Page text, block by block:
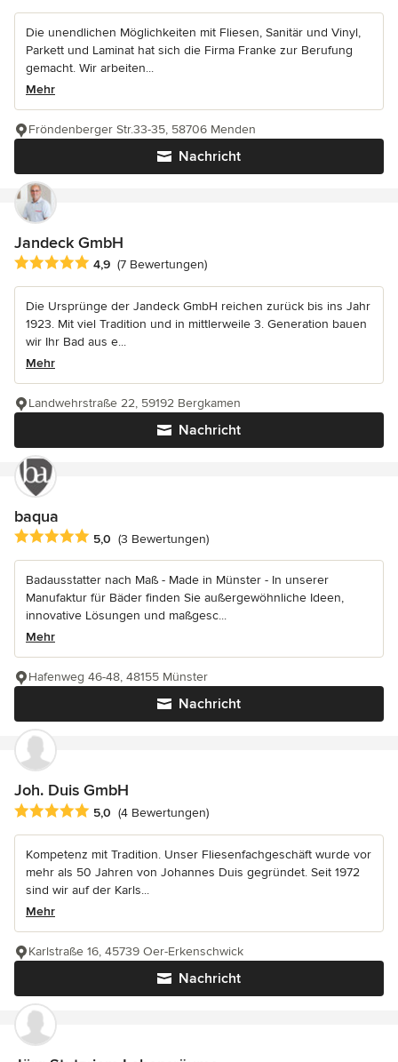
Die unendlichen Möglichkeiten mit Fliesen, Sanitär und Vinyl,
Parkett und Laminat hat sich die Firma Franke zur Berufung
gemacht. Wir arbeiten...
Mehr
Nachricht
Fröndenberger Str.33-35, 58706 Menden
Jandeck GmbH
Durchschnittliche Bewertung: 4.9 von 5 Sternen
4,9 (7 Bewertungen)
Die Ursprünge der Jandeck GmbH reichen zurück bis ins Jahr
1923. Mit viel Tradition und in mittlerweile 3. Generation bauen
wir Ihr Bad aus e...
Mehr
Nachricht
Landwehrstraße 22, 59192 Bergkamen
baqua
Durchschnittliche Bewertung: 5 von 5 Sternen
5,0 (3 Bewertungen)
Badausstatter nach Maß - Made in Münster - In unserer
Manufaktur für Bäder finden Sie außergewöhnliche Ideen,
innovative Lösungen und maßgesc...
Mehr
Nachricht
Hafenweg 46-48, 48155 Münster
Joh. Duis GmbH
Durchschnittliche Bewertung: 5 von 5 Sternen
5,0 (4 Bewertungen)
Kompetenz mit Tradition. Unser Fliesenfachgeschäft wurde vor
mehr als 50 Jahren von Johannes Duis gegründet. Seit 1972
sind wir auf der Karls...
Mehr
Nachricht
Karlstraße 16, 45739 Oer-Erkenschwick